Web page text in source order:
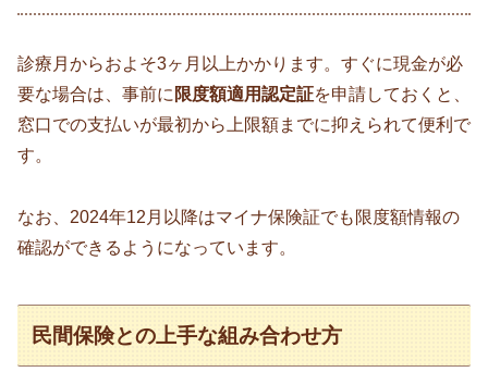
診療月からおよそ3ヶ月以上かかります。すぐに現金が必
要な場合は、事前に 限度額適用認定証を申請しておくと、
窓口での支払いが最初から上限額までに抑えられて便利で
す。
なお、2024年12月以降はマイナ保険証でも限度額情報の
確認ができるようになっています。
民間保険との上手な組み合わせ方